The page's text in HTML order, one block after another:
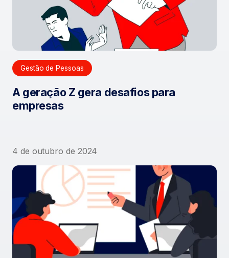
Gestão de Pessoas
A geração Z gera desafios para
empresas
4 de outubro de 2024